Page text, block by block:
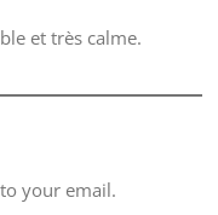
et très calme.
your email.